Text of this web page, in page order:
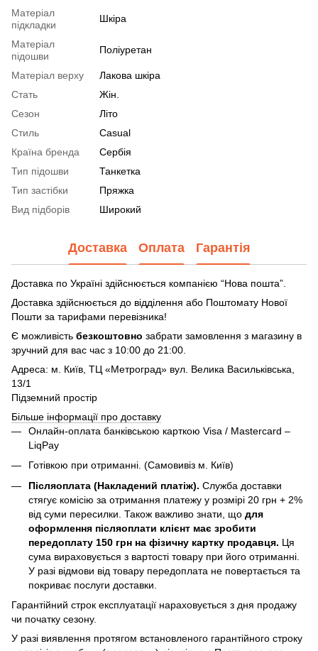
Матеріал
підкладки
Шкіра
Матеріал
підошви
Поліуретан
Матеріал верху
Лакова шкіра
Стать
Жін.
Сезон
Літо
Стиль
Casual
Країна бренда
Сербія
Тип підошви
Танкетка
Тип застібки
Пряжка
Вид підборів
Широкий
Доставка Оплата Гарантія
Доставка по Україні здійснюється компанією “Нова пошта”.
Доставка здійснюється до відділення або Поштомату Нової
Пошти за тарифами перевізника!
Є можливість безкоштовно забрати замовлення з магазину в
зручний для вас час з 10:00 до 21:00.
Адреса: м. Київ, ТЦ «Метроград» вул. Велика Васильківська,
13/1
Підземний простір
Більше інформації про доставку
Онлайн-оплата банківською карткою Visa / Mastercard –
LiqPay
Готівкою при отриманні. (Самовивіз м. Київ)
Післяоплата (Накладений платіж). Служба доставки
стягує комісію за отримання платежу у розмірі 20 грн + 2%
від суми пересилки. Також важливо знати, що для
оформлення післяоплати клієнт має зробити
передоплату 150 грн на фізичну картку продавця. Ця
сума вираховується з вартості товару при його отриманні.
У разі відмови від товару передоплата не повертається та
покриває послуги доставки.
Гарантійний строк експлуатації нараховується з дня продажу
чи початку сезону.
У разі виявлення протягом встановленого гарантійного строку